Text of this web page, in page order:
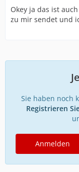
Okey ja das ist
zu mir sendet und
Sie haben noch
Registrieren
Anmelden